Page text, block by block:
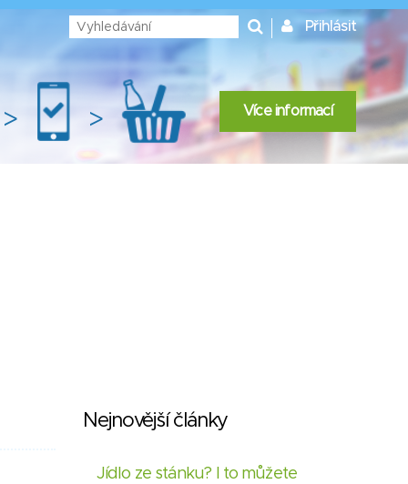
Přihlásit
> > Více informací
Nejnovější články
Jídlo ze stánku? I to můžete